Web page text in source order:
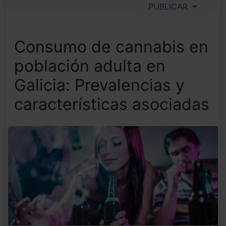
PUBLICAR
Consumo de cannabis en
población adulta en
Galicia: Prevalencias y
características asociadas